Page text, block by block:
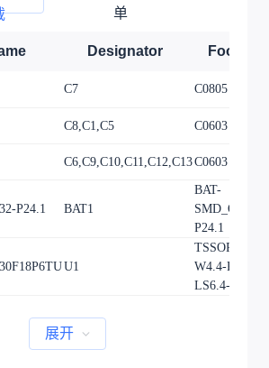
单
Designator
C7 C0805
C8,C1,C5 C0603
C6,C9,C10,C11,C12,C13C0603
P24.1 BAT1
BAT-
P24.1
U1
TSSOP-
W4.4-P0.65-
LS6.4-BL
展开